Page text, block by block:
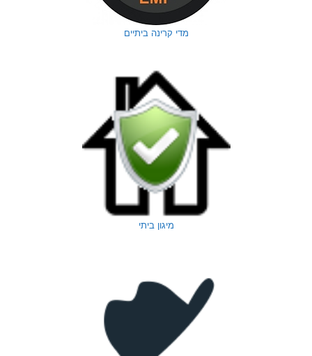
מדי קרינה ביתיים